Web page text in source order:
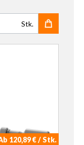
90 Ablaufgarnitur
Stk.
120,89 € / Stk.